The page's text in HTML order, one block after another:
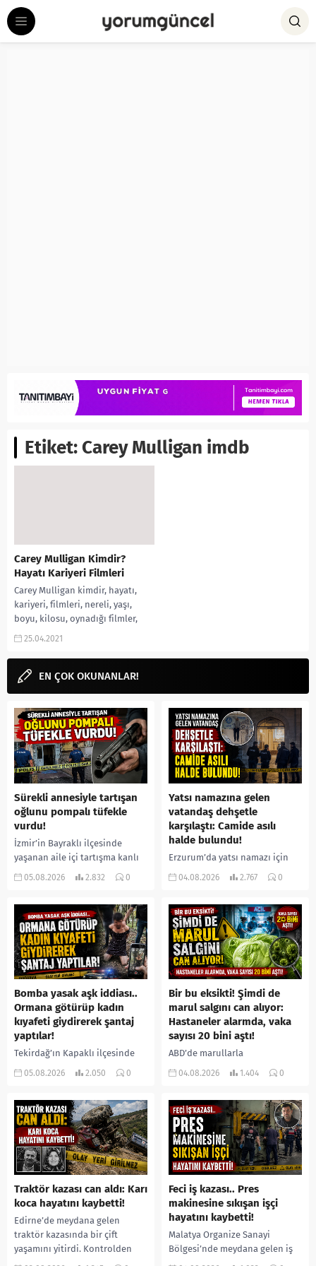
Etiket:Carey Mulligan imdb
Carey Mulligan Kimdir?
Hayatı Kariyeri Filmleri
Carey Mulligan kimdir, hayatı,
kariyeri, filmleri, nereli, yaşı,
boyu, kilosu, oynadığı filmler,
ödülleri, oynadığı diziler, evli mi,
25.04.2021
EN ÇOK OKUNANLAR!
Sürekli annesiyle tartışan
oğlunu pompalı tüfekle
vurdu!
İzmir’in Bayraklı ilçesinde
yaşanan aile içi tartışma kanlı
bitti. İddiaya göre, uzun süredir
05.08.2026 2.832 0
Yatsı namazına gelen
vatandaş dehşetle
karşılaştı: Camide asılı
halde bulundu!
Erzurum’da yatsı namazı için
camiye gelen bir vatandaş,
yerine sevk edilen...
04.08.2026 2.767 0
Bomba yasak aşk iddiası..
Ormana götürüp kadın
kıyafeti giydirerek şantaj
yaptılar!
Tekirdağ’ın Kapaklı ilçesinde
bir kişiyi, arkadaşının eşiyle
kadın kıyafetleri giydirdiği,
özür videosu çektirip...
05.08.2026 2.050 0
Bir bu eksikti! Şimdi de
marul salgını can alıyor:
Hastaneler alarmda, vaka
sayısı 20 bini aştı!
ABD’de marullarla
ilişkilendirilen siklospora
salgında vaka sayısının 20 bini
aştığı belirtilirken, sağlık...
04.08.2026 1.404 0
Traktör kazası can aldı: Karı
koca hayatını kaybetti!
Edirne’de meydana gelen
traktör kazasında bir çift
yaşamını yitirdi. Kontrolden
çıkarak devrilen traktörün
Feci iş kazası.. Pres
makinesine sıkışan işçi
hayatını kaybetti!
Malatya Organize Sanayi
Bölgesi’nde meydana gelen iş
kazasında, pres makinesine